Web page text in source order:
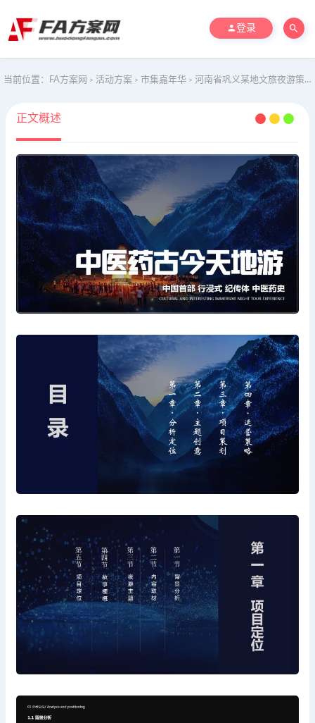
登录
当前位置： FA方案网 > 活动方案 > 市集嘉年华 > 河南省巩义某地文旅夜游策划方案
正文概述